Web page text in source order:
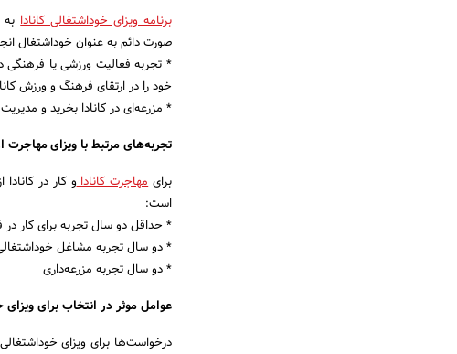
برنامه ویزای خوداشتغالی کانادابه
صورت دائم به عنوان خوداشتغال
* تجربه فعالیت ورزشی یا
خود را در ارتقای فرهنگ و ورزش
* مزرعه‌ای در کانادا بخرید و
تجربه‌های مرتبط با ویزای
برایمهاجرت کاناداو کار در
است:
* حداقل دو سال تجربه برای کار
* دو سال تجربه مشاغل
* دو سال تجربه مزرعه‌داری
عوامل موثر در انتخاب برای ویزای
درخواست‌ها برای ویزای